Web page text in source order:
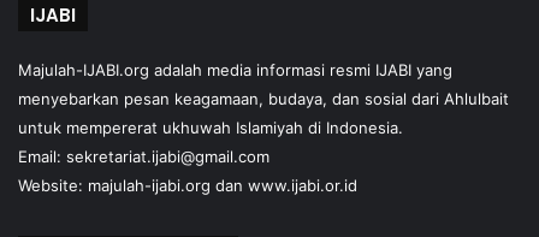
IJABI
Majulah-IJABI.org adalah media informasi resmi IJABI yang
menyebarkan pesan keagamaan, budaya, dan sosial dari Ahlulbait
untuk mempererat ukhuwah Islamiyah di Indonesia.
Email: sekretariat.ijabi@gmail.com
Website: majulah-ijabi.org dan www.ijabi.or.id